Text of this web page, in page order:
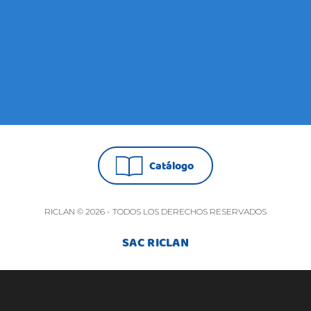
Catálogo
RICLAN © 2026 - TODOS LOS DERECHOS RESERVADOS
SAC RICLAN